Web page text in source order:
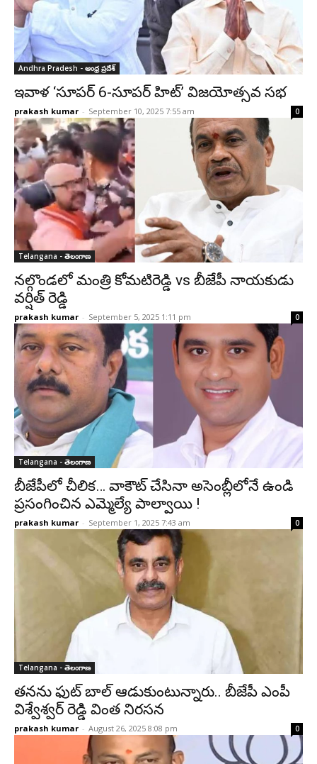
Andhra Pradesh - ఆంధ్ర ప్రదేశ్‌
ఇవాళ ‘సూపర్ 6-సూపర్ హిట్’ విజయోత్సవ సభ
prakash kumar - September 10, 2025 7:55 am 0
Telangana - తెలంగాణ
నల్గొండలో మంత్రి కోమటిరెడ్డి vs బీజేపీ నాయకుడు
వర్షిత్ రెడ్డి
prakash kumar - September 5, 2025 1:11 pm 0
Telangana - తెలంగాణ
బీజేపీలో చీలిక… వాకౌట్ చేసినా అసెంబ్లీలోనే ఉండి
ప్రసంగించిన ఎమ్మెల్యే పాల్వాయి !
prakash kumar - September 1, 2025 7:43 am 0
Telangana - తెలంగాణ
తనను ఫుట్ బాల్ ఆడుకుంటున్నారు.. బీజేపీ ఎంపీ
విశ్వేశ్వర్ రెడ్డి వింత నిరసన
prakash kumar - August 26, 2025 8:08 pm 0